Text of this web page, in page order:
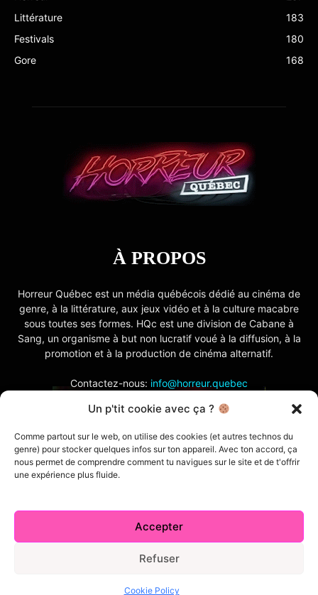
Un p'tit cookie avec ça ?
Comme partout sur le web, on utilise des cookies (et autres technos du
genre) pour stocker quelques infos sur ton appareil. Avec ton accord, ça
nous permet de comprendre comment tu navigues sur le site et de t'offrir
une expérience plus fluide.
Accepter
Refuser
Cookie Policy
Littérature
183
Festivals
180
Gore
168
À PROPOS
Horreur Québec est un média québécois dédié au cinéma de
genre, à la littérature, aux jeux vidéo et à la culture macabre
sous toutes ses formes. HQc est une division de Cabane à
Sang, un organisme à but non lucratif voué à la diffusion, à la
promotion et à la production de cinéma alternatif.
Contactez-nous: info@horreur.quebec
SUIVEZ NOUS
Index
© 2026 Horreur Québec. Tous droits réservés.